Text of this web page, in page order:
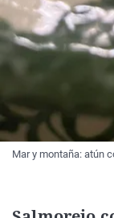
Mar y montaña: atún